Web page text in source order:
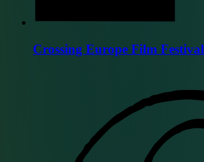
Crossing Europe Film Festival